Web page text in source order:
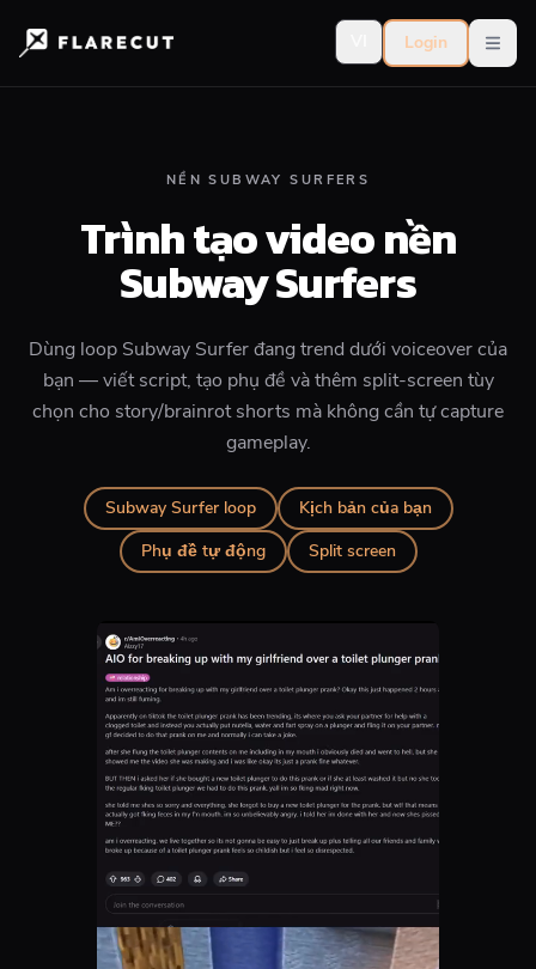
Login
NỀN SUBWAY SURFERS
Trình tạo video nền
Subway Surfers
Dùng loop Subway Surfer đang trend dưới voiceover của
bạn — viết script, tạo phụ đề và thêm split-screen tùy
chọn cho story/brainrot shorts mà không cần tự capture
gameplay.
Subway Surfer loop
Kịch bản của bạn
Phụ đề tự động
Split screen